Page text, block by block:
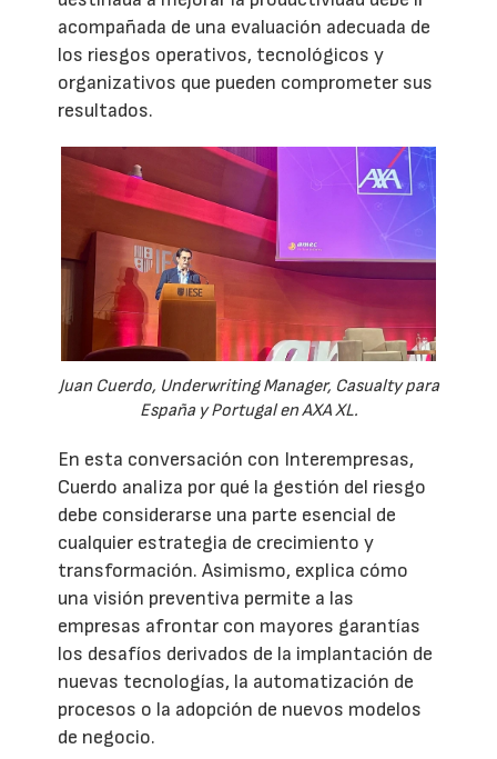
acompañada de una evaluación adecuada de
los riesgos operativos, tecnológicos y
organizativos que pueden comprometer sus
resultados.
Juan Cuerdo, Underwriting Manager, Casualty para
España y Portugal en AXA XL.
En esta conversación con Interempresas,
Cuerdo analiza por qué la gestión del riesgo
debe considerarse una parte esencial de
cualquier estrategia de crecimiento y
transformación. Asimismo, explica cómo
una visión preventiva permite a las
empresas afrontar con mayores garantías
los desafíos derivados de la implantación de
nuevas tecnologías, la automatización de
procesos o la adopción de nuevos modelos
de negocio.